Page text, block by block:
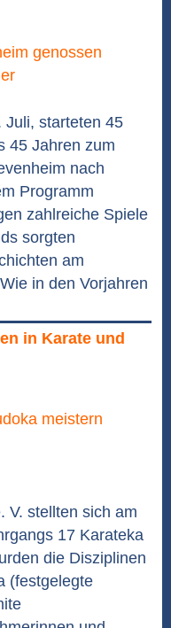
Juli, starteten 45
45 Jahren zum
nach
Programm
zahlreiche Spiele
sorgten
am
in den Vorjahren
in Karate und
V. stellten sich am
17 Karateka
die Disziplinen
(festgelegte